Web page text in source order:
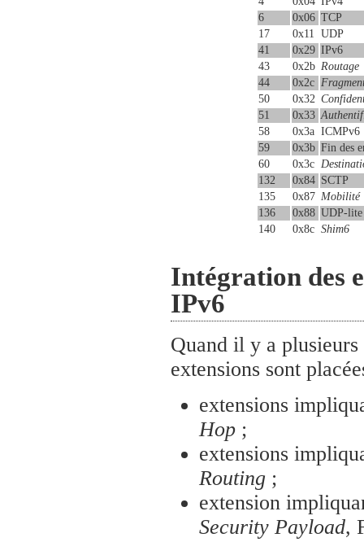
6
0x06 TCP
17
0x11
UDP
41
0x29 IPv6
43
0x2b Routage
44
0x2c
50
0x32
51
0x33
58
0x3a ICMPv6
59
0x3b Fin des
60
0x3c
132
0x84 SCTP
135
0x87 Mobilité
136
0x88 UDP-lite
140
0x8c Shim6
Intégration des
IPv6
Quand il y a plusieurs
extensions sont
extensions
Hop ;
extensions
Routing ;
extension
Security Payload,